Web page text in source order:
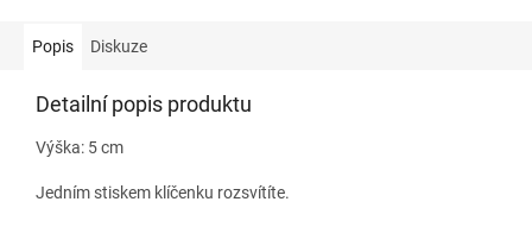
Popis Diskuze
Detailní popis produktu
Výška: 5 cm
Jedním stiskem klíčenku rozsvítíte.